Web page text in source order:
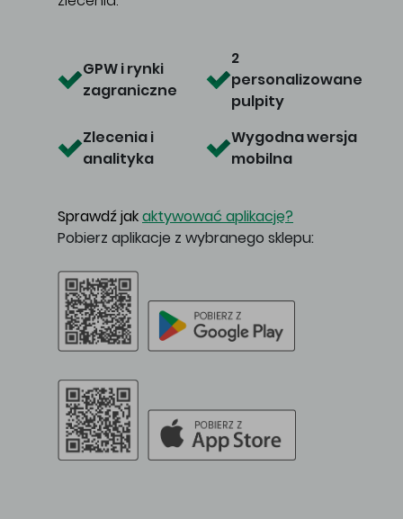
GPW i rynki
zagraniczne
2
personalizowane
pulpity
Zlecenia i
analityka
Wygodna wersja
mobilna
Sprawdź jakaktywować aplikację?
Pobierz aplikacje z wybranego sklepu: